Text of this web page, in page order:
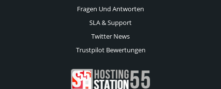
Fragen Und Antworten
SLA & Support
Twitter News
Trustpilot Bewertungen